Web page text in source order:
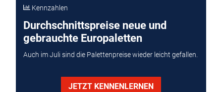
Kennzahlen
Durchschnittspreise neue und
gebrauchte Europaletten
Auch im Juli sind die Palettenpreise wieder leicht gefallen.
JETZT KENNENLERNEN